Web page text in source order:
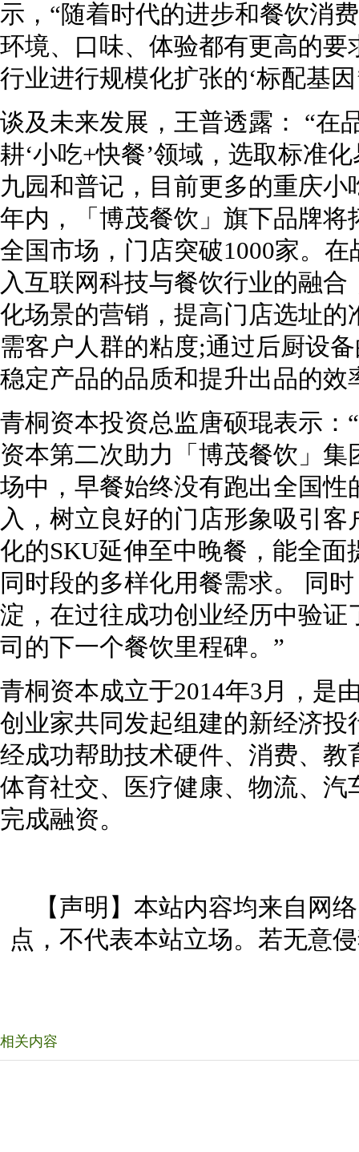
示，“随着时代的进步和餐饮消
环境、口味、体验都有更高的
行业进行规模化扩张的‘标配基因
谈及未来发展，王普透露： “在
耕‘小吃+快餐’领域，选取标准
九园和普记，目前更多的重庆
年内，「博茂餐饮」旗下品牌
全国市场，门店突破1000家。
入互联网科技与餐饮行业的融
化场景的营销，提高门店选址
需客户人群的粘度;通过后厨设
稳定产品的品质和提升出品的效
青桐资本投资总监唐硕琨表示
资本第二次助力「博茂餐饮」
场中，早餐始终没有跑出全国
入，树立良好的门店形象吸引
化的SKU延伸至中晚餐，能全
同时段的多样化用餐需求。 同
淀，在过往成功创业经历中验
司的下一个餐饮里程碑。”
青桐资本成立于2014年3月，是
创业家共同发起组建的新经济
经成功帮助技术硬件、消费、
体育社交、医疗健康、物流、
完成融资。
【声明】本站内容均来自网
点，不代表本站立场。若无意
相关内容